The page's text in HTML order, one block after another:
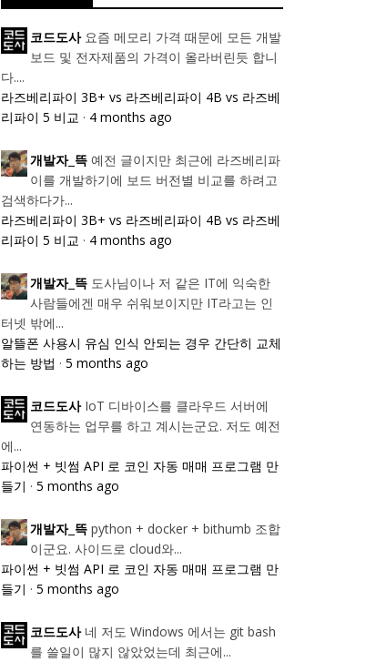
코드도사 요즘 메모리 가격 때문에 모든 개발
보드 및 전자제품의 가격이 올라버린듯 합니
다....
라즈베리파이 3B+ vs 라즈베리파이 4B vs 라즈베
리파이 5 비교 · 4 months ago
개발자_뜩 예전 글이지만 최근에 라즈베리파
이를 개발하기에 보드 버전별 비교를 하려고
검색하다가...
라즈베리파이 3B+ vs 라즈베리파이 4B vs 라즈베
리파이 5 비교 · 4 months ago
개발자_뜩 도사님이나 저 같은 IT에 익숙한
사람들에겐 매우 쉬워보이지만 IT라고는 인
터넷 밖에...
알뜰폰 사용시 유심 인식 안되는 경우 간단히 교체
하는 방법 · 5 months ago
코드도사 IoT 디바이스를 클라우드 서버에
연동하는 업무를 하고 계시는군요. 저도 예전
에...
파이썬 + 빗썸 API 로 코인 자동 매매 프로그램 만
들기 · 5 months ago
개발자_뜩 python + docker + bithumb 조합
이군요. 사이드로 cloud와...
파이썬 + 빗썸 API 로 코인 자동 매매 프로그램 만
들기 · 5 months ago
코드도사 네 저도 Windows 에서는 git bash
를 쓸일이 많지 않았었는데 최근에...